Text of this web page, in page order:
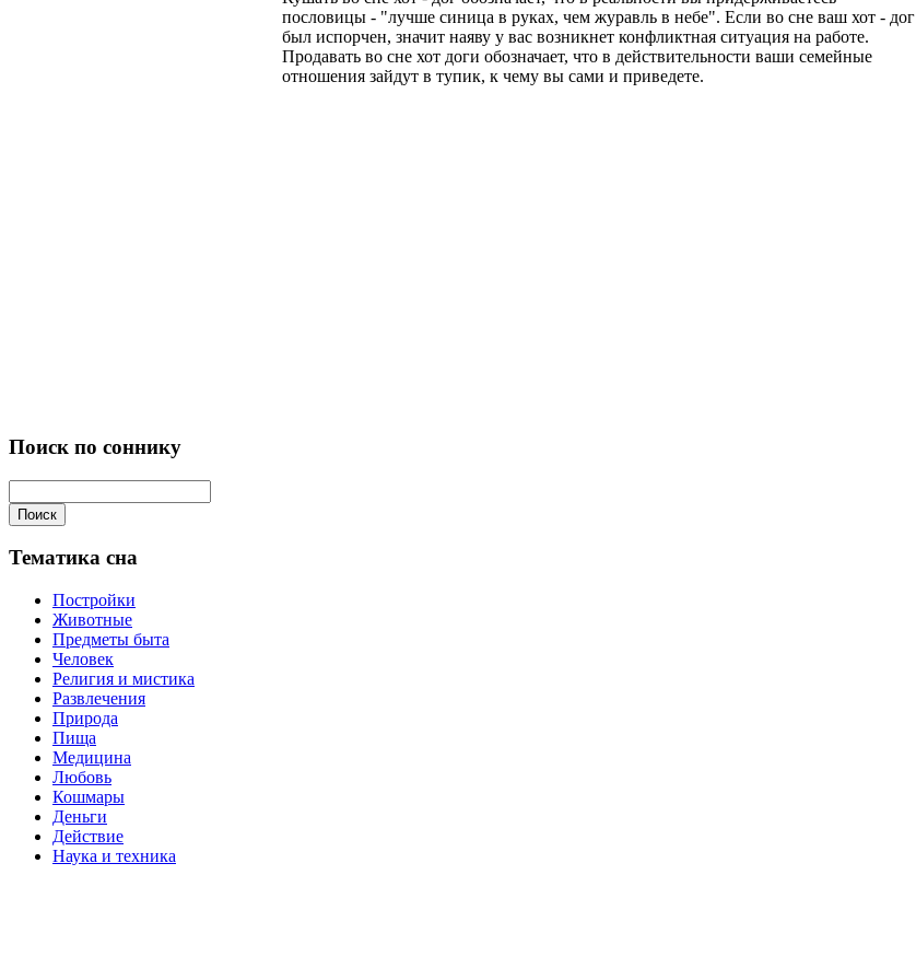
пословицы - "лучше синица в руках, чем журавль в небе". Если во сне ваш хот - дог
был испорчен, значит наяву у вас возникнет конфликтная ситуация на работе.
Продавать во сне хот доги обозначает, что в действительности ваши семейные
отношения зайдут в тупик, к чему вы сами и приведете.
Поиск по соннику
Поиск
Тематика сна
Постройки
Животные
Предметы быта
Человек
Религия и мистика
Развлечения
Природа
Пища
Медицина
Любовь
Кошмары
Деньги
Действие
Наука и техника